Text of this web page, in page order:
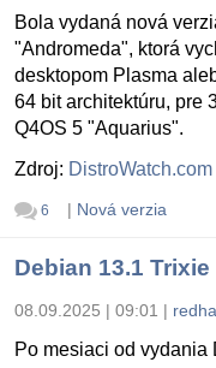
Bola vydaná nová
"Andromeda", ktorá
desktopom Plasma
64 bit architektúru, pre
Q4OS 5 "Aquarius".
Zdroj: DistroWatch.com
6 | Nová verzia
Debian 13.1 Trixie
08.09.2025 | 09:01 |
Po mesiaci od vydania